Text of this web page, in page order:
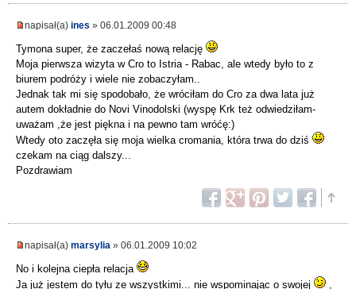
napisał(a) ines » 06.01.2009 00:48
Tymona super, że zaczełaś nową relację
Moja pierwsza wizyta w Cro to Istria - Rabac, ale wtedy było to z
biurem podróży i wiele nie zobaczyłam..
Jednak tak mi się spodobało, że wróciłam do Cro za dwa lata już
autem dokładnie do Novi Vinodolski (wyspę Krk też odwiedziłam-
uważam ,że jest piękna i na pewno tam wróćę:)
Wtedy oto zaczęła się moja wielka cromania, która trwa do dziś
czekam na ciąg dalszy...
Pozdrawiam
napisał(a) marsylia » 06.01.2009 10:02
No i kolejna ciepła relacja
Ja już jestem do tyłu ze wszystkimi... nie wspominając o swojej
,